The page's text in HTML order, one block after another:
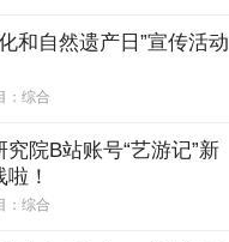
和自然遗产日”宣传活动
： 综合
院B站账号“艺游记”新
！
： 综合